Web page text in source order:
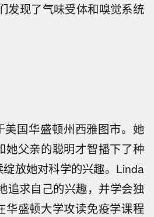
发现了气味受体和嗅觉系统
美国华盛顿州西雅图市。她
她父亲的聪明才智播下了种
放她对科学的兴趣。Linda
追求自己的兴趣，并学会独
华盛顿大学攻读免疫学课程